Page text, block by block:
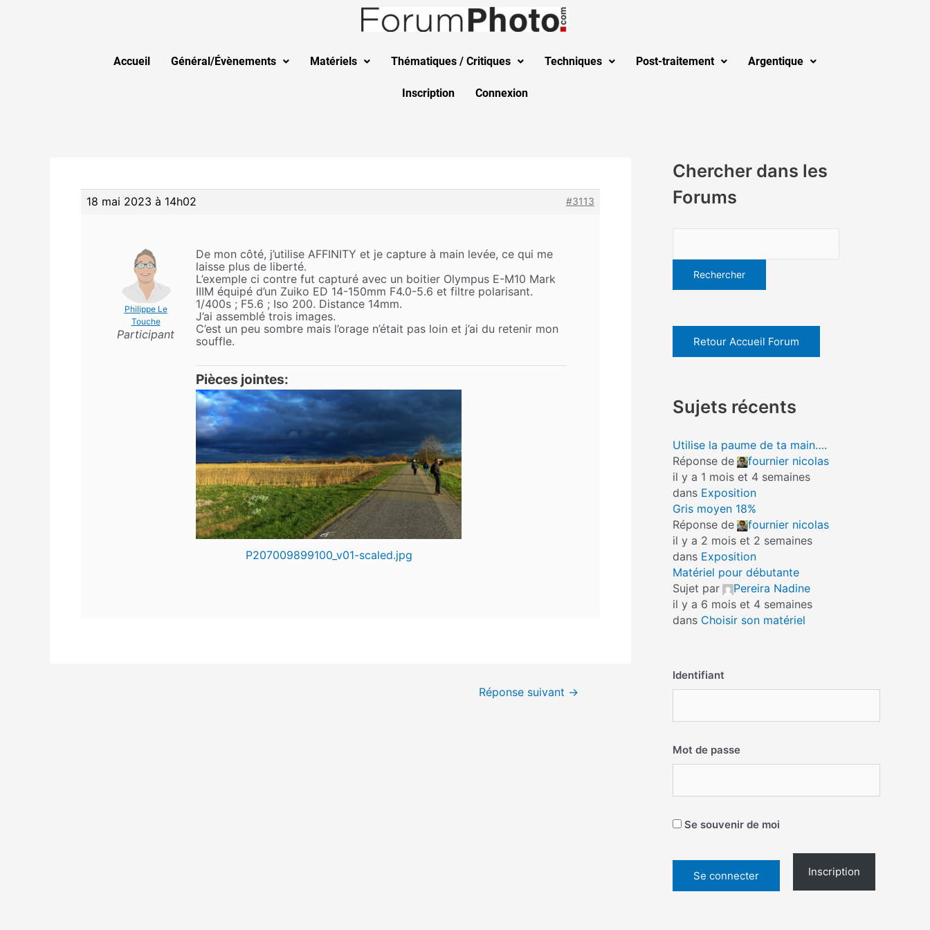
Accueil Général/Évènements Matériels Thématiques / Critiques Techniques Post-traitement Argentique
Inscription Connexion
18 mai 2023 à 14h02 #3113
Philippe Le
Touche
Participant
De mon côté, j’utilise AFFINITY et je capture à main levée, ce qui me
laisse plus de liberté.
L’exemple ci contre fut capturé avec un boitier Olympus E-M10 Mark
IIIM équipé d’un Zuiko ED 14-150mm F4.0-5.6 et filtre polarisant.
1/400s ; F5.6 ; Iso 200. Distance 14mm.
J’ai assemblé trois images.
C’est un peu sombre mais l’orage n’était pas loin et j’ai du retenir mon
souffle.
Pièces jointes:
P207009899100_v01-scaled.jpg
Réponse suivant →
Chercher dans les
Forums
Retour Accueil Forum
Sujets récents
Utilise la paume de ta main….
Réponse de
fournier nicolas
il y a 1 mois et 4 semaines
dans Exposition
Gris moyen 18%
Réponse de
fournier nicolas
il y a 2 mois et 2 semaines
dans Exposition
Matériel pour débutante
Sujet par
Pereira Nadine
il y a 6 mois et 4 semaines
dans Choisir son matériel
Identifiant
Mot de passe
Se souvenir de moi
Inscription